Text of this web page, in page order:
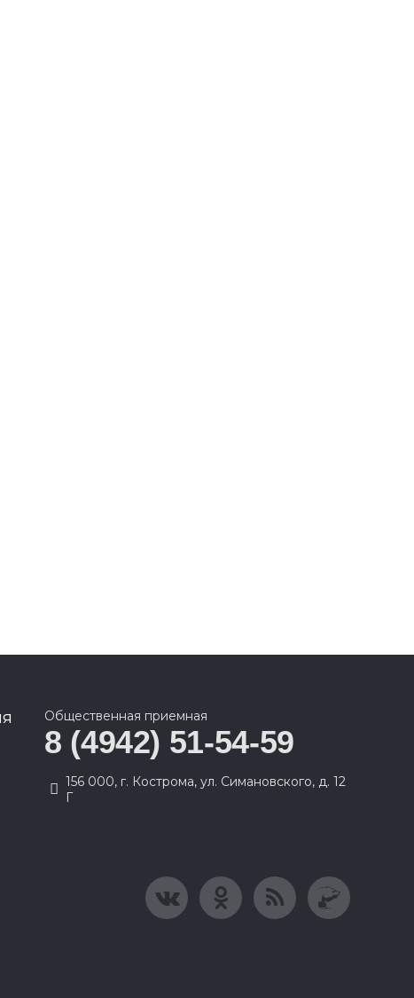
Общественная приемная
8 (4942) 51-54-59
156 000, г. Кострома, ул. Симановского, д. 12
Г